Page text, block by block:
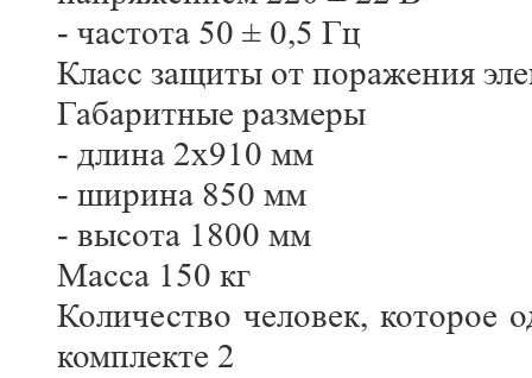
- частота 50 ± 0,5 Гц
Класс защиты от поражения
Габаритные размеры
- длина 2x910 мм
- ширина 850 мм
- высота 1800 мм
Масса 150 кг
Количество человек, которое
комплекте 2